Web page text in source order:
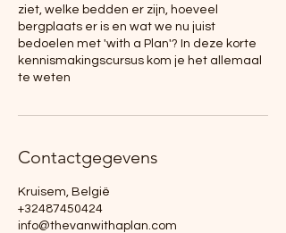
ziet, welke bedden er zijn, hoeveel
bergplaats er is en wat we nu juist
bedoelen met 'with a Plan'? In deze korte
kennismakingscursus kom je het allemaal
te weten
Contactgegevens
Kruisem, België
+32487450424
info@thevanwithaplan.com